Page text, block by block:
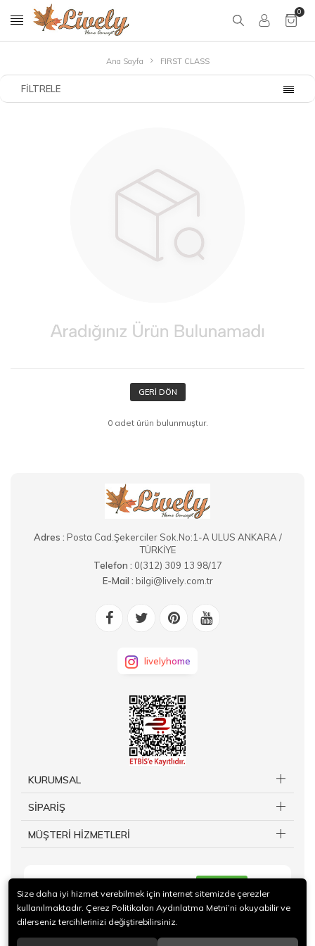
0
Ana Sayfa FIRST CLASS
FILTRELE
GERI DÖN
0 adet ürün bulunmuştur.
Adres : Posta Cad.Şekerciler Sok.No:1-A ULUS ANKARA /
TÜRKİYE
Telefon : 0(312) 309 13 98/17
E-Mail : bilgi@lively.com.tr
livelyhome
KURUMSAL
SİPARİŞ
MÜŞTERİ HİZMETLERİ
Size daha iyi hizmet verebilmek için internet sitemizde çerezler
kullanılmaktadır. Çerez Politikaları Aydınlatma Metni’ni okuyabilir ve
dilerseniz tercihlerinizi değiştirebilirsiniz.